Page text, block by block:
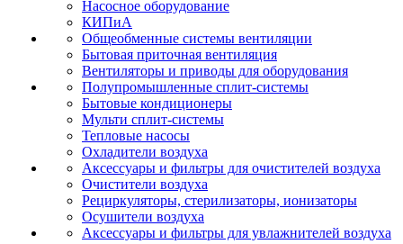
Насосное оборудование
КИПиА
Общеобменные системы вентиляции
Бытовая приточная вентиляция
Вентиляторы и приводы для оборудования
Полупромышленные сплит-системы
Бытовые кондиционеры
Мульти сплит-системы
Тепловые насосы
Охладители воздуха
Аксессуары и фильтры для очистителей воздуха
Очистители воздуха
Рециркуляторы, стерилизаторы, ионизаторы
Осушители воздуха
Аксессуары и фильтры для увлажнителей воздуха